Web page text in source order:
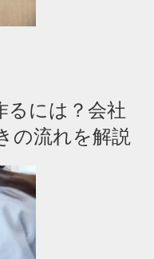
るには？会社
の流れを解説